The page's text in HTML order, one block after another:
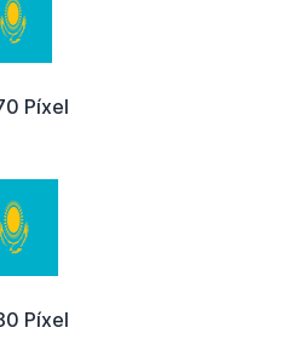
Píxel
Píxel